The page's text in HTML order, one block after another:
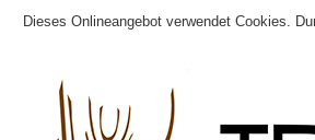
Dieses Onlineangebot verwendet Cookies.